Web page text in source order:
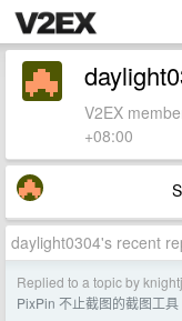
V2EX
+08:00
daylight0304's recent
Replied to a topic by
PixPin 不止截图的截图工具